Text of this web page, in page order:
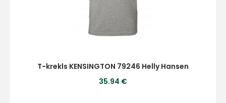
T-krekls KENSINGTON 79246 Helly Hansen
35.94 €